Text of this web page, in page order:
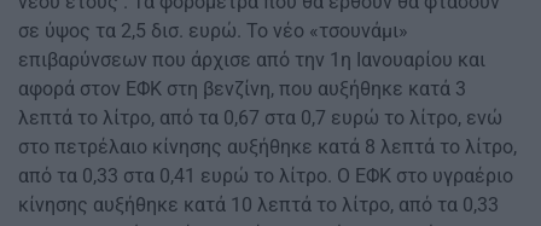
σε ύψος τα 2,5 δισ. ευρώ. Το νέο «τσουνάμι»
επιβαρύνσεων που άρχισε από την 1η Ιανουαρίου και
αφορά στον ΕΦΚ στη βενζίνη, που αυξήθηκε κατά 3
λεπτά το λίτρο, από τα 0,67 στα 0,7 ευρώ το λίτρο, ενώ
στο πετρέλαιο κίνησης αυξήθηκε κατά 8 λεπτά το λίτρο,
από τα 0,33 στα 0,41 ευρώ το λίτρο. Ο ΕΦΚ στο υγραέριο
κίνησης αυξήθηκε κατά 10 λεπτά το λίτρο, από τα 0,33